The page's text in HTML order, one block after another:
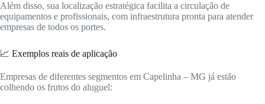
Além disso, sua localização estratégica facilita a circulação de
equipamentos e profissionais, com infraestrutura pronta para atender
empresas de todos os portes.
📈 Exemplos reais de aplicação
Empresas de diferentes segmentos em Capelinha – MG já estão
colhendo os frutos do aluguel: